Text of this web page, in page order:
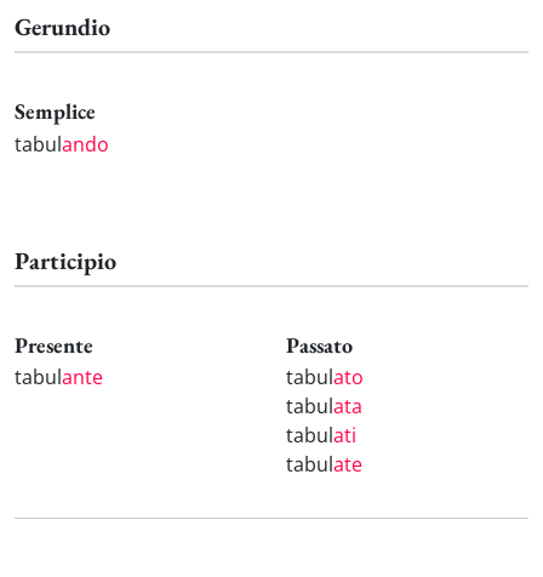
Gerundio
Semplice
tabulando
Participio
Presente
tabulante
Passato
tabulato
tabulata
tabulati
tabulate